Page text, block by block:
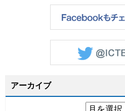
アーカイブ